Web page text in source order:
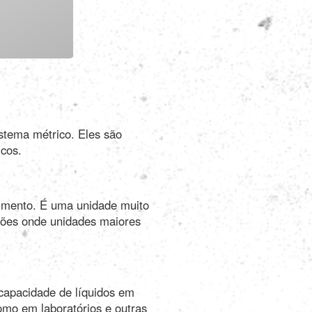
Polski
Türkçe
русский
métrico. Eles são
É uma unidade muito
onde unidades maiores
de líquidos em
em laboratórios e outras